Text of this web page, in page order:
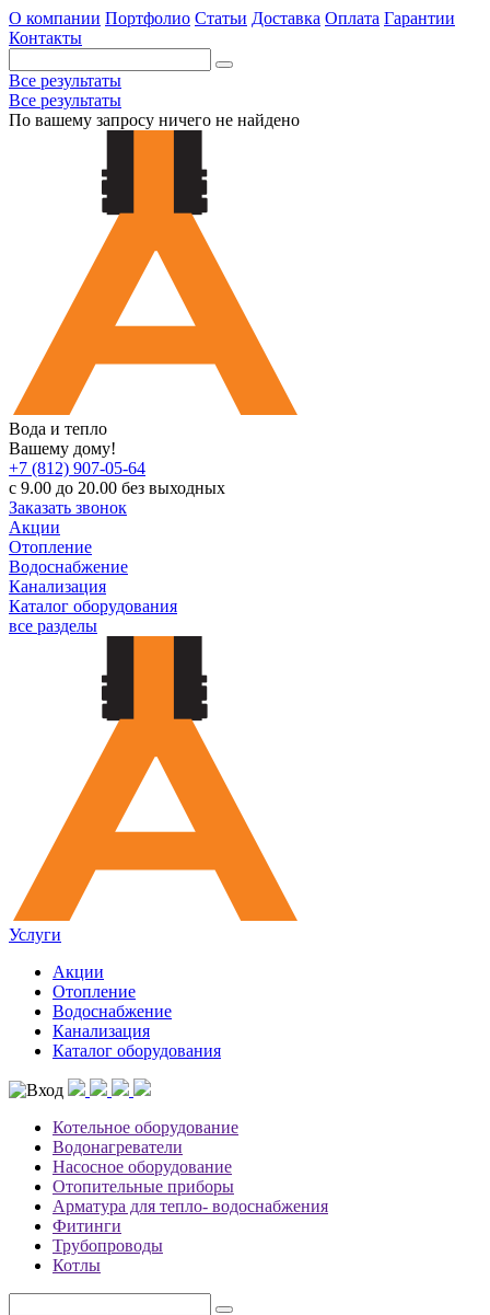
О компании Портфолио Статьи Доставка Оплата Гарантии
Контакты
Все результаты
Все результаты
По вашему запросу ничего не найдено
Вода и тепло
Вашему дому!
+7 (812) 907-05-64
с 9.00 до 20.00 без выходных
Заказать звонок
Акции
Отопление
Водоснабжение
Канализация
Каталог оборудования
все разделы
Услуги
Акции
Отопление
Водоснабжение
Канализация
Каталог оборудования
Котельное оборудование
Водонагреватели
Насосное оборудование
Отопительные приборы
Арматура для тепло- водоснабжения
Фитинги
Трубопроводы
Котлы